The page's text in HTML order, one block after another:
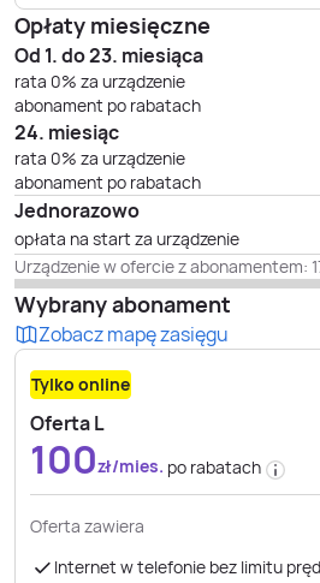
Opłaty miesięczne
Od 1. do 23. miesiąca
rata 0% za urządzenie
abonament po rabatach
24. miesiąc
rata 0% za urządzenie
abonament po rabatach
Jednorazowo
opłata na start za urządzenie
Urządzenie w ofercie z abonamentem:
Wybrany abonament
Zobacz mapę zasięgu
Tylko online
Oferta L
100zł/mies. po rabatach
Oferta zawiera
Internet w telefonie bez limitu